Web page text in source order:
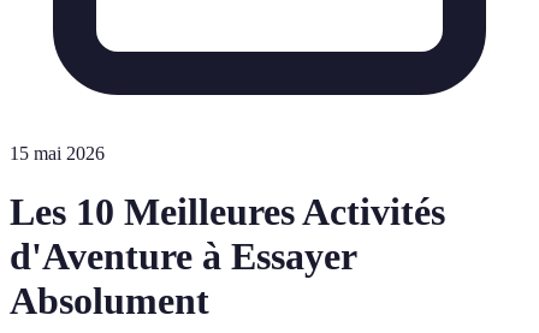
15 mai 2026
Les 10 Meilleures Activités
d'Aventure à Essayer
Absolument